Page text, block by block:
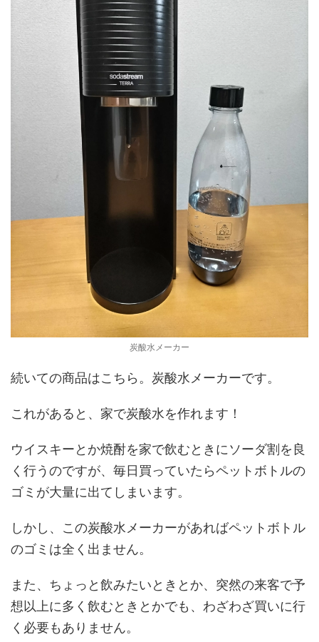
炭酸水メーカー
続いての商品はこちら。炭酸水メーカーです。
これがあると、家で炭酸水を作れます！
ウイスキーとか焼酎を家で飲むときにソーダ割を良
く行うのですが、毎日買っていたらペットボトルの
ゴミが大量に出てしまいます。
しかし、この炭酸水メーカーがあればペットボトル
のゴミは全く出ません。
また、ちょっと飲みたいときとか、突然の来客で予
想以上に多く飲むときとかでも、わざわざ買いに行
く必要もありません。